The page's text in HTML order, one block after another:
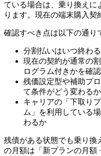
ている場合は、乗り換えに
ります。現在の端末購入契
確認すべき点は以下の通り
分割払いはいつ終わ
現在の契約が通常の
ログラム付きかを確
残価設定型や補助プ
て条件がどう変わる
キャリアの「下取り
ム」を利用している
わるか
残債がある状態でも乗り換
の月額は「新プランの月額